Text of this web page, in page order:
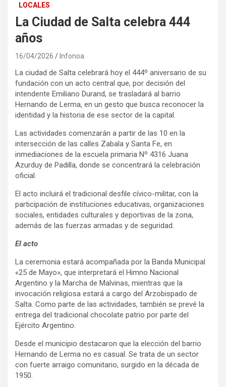
LOCALES
La Ciudad de Salta celebra 444
años
16/04/2026 Infonoa
La ciudad de Salta celebrará hoy el 444º aniversario de su
fundación con un acto central que, por decisión del
intendente Emiliano Durand, se trasladará al barrio
Hernando de Lerma, en un gesto que busca reconocer la
identidad y la historia de ese sector de la capital.
Las actividades comenzarán a partir de las 10 en la
intersección de las calles Zabala y Santa Fe, en
inmediaciones de la escuela primaria Nº 4316 Juana
Azurduy de Padilla, donde se concentrará la celebración
oficial.
El acto incluirá el tradicional desfile cívico-militar, con la
participación de instituciones educativas, organizaciones
sociales, entidades culturales y deportivas de la zona,
además de las fuerzas armadas y de seguridad.
El acto
La ceremonia estará acompañada por la Banda Municipal
«25 de Mayo», que interpretará el Himno Nacional
Argentino y la Marcha de Malvinas, mientras que la
invocación religiosa estará a cargo del Arzobispado de
Salta. Como parte de las actividades, también se prevé la
entrega del tradicional chocolate patrio por parte del
Ejército Argentino.
Desde el municipio destacaron que la elección del barrio
Hernando de Lerma no es casual. Se trata de un sector
con fuerte arraigo comunitario, surgido en la década de
1950.